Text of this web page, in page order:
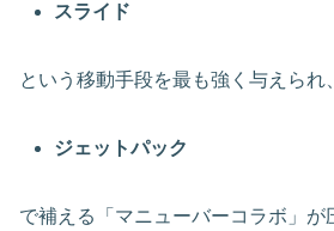
スライド
という移動手段を最も強く与えられ
ジェットパック
で補える「マニューバーコラボ」が